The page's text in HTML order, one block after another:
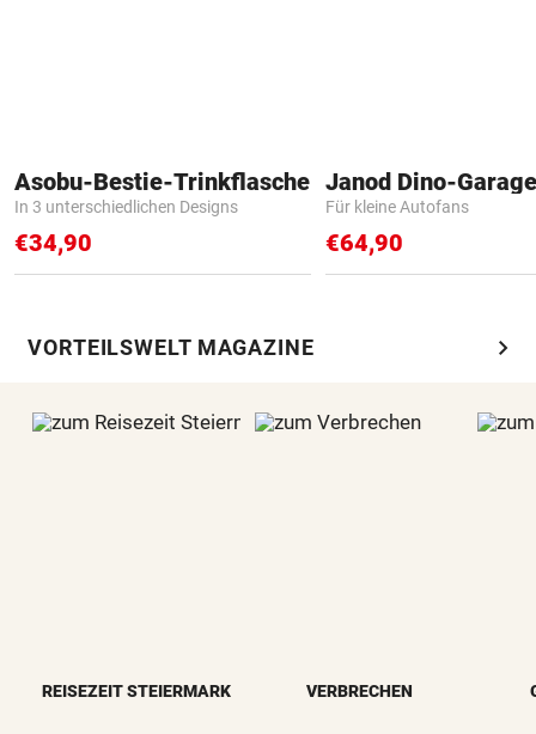
Asobu-Bestie-Trinkflasche
In 3 unterschiedlichen Designs
€34,90
Janod Dino-Garage
Für kleine Autofans
€64,90
VORTEILSWELT MAGAZINE chevron_right
REISEZEIT STEIERMARK VERBRECHEN